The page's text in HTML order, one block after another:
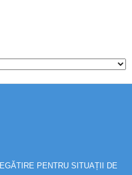
PENTRU SITUAȚII DE